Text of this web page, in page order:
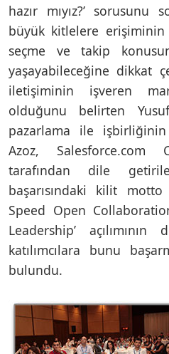
hazır mıyız?’ sorusunu
büyük kitlelere
seçme ve takip
yaşayabileceğine dikkat
iletişiminin işveren
olduğunu belirten
pazarlama ile
Azoz, Salesforce.com
tarafından dile
başarısındaki kilit
Speed Open
Leadership’ açılımının
katılımcılara bunu
bulundu.